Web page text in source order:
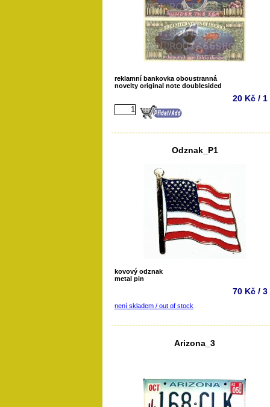
reklamní bankovka oboustranná
novelty original note doublesided
20 Kč / 1
Odznak_P1
kovový odznak
metal pin
70 Kč / 3
není skladem / out of stock
Arizona_3